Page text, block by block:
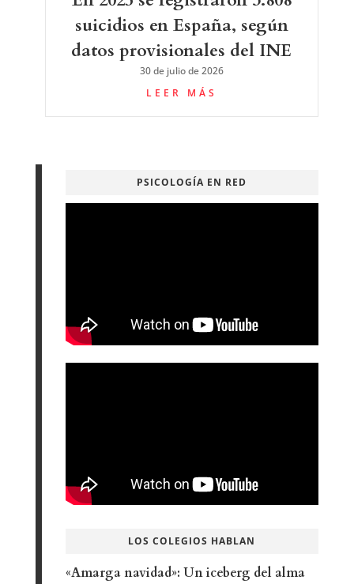
suicidios en España, según
datos provisionales del INE
30 de julio de 2026
LEER MÁS
PSICOLOGÍA EN RED
LOS COLEGIOS HABLAN
«Amarga navidad»: Un iceberg del alma